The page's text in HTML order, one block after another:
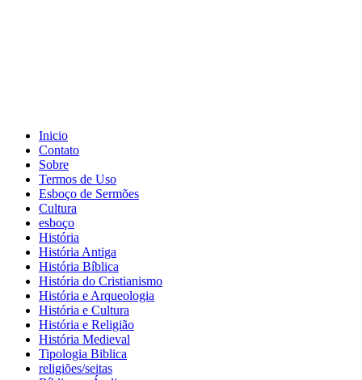
Inicio
Contato
Sobre
Termos de Uso
Esboço de Sermões
Cultura
esboço
História
História Antiga
História Bíblica
História do Cristianismo
História e Arqueologia
História e Cultura
História e Religião
História Medieval
Tipologia Biblica
religiões/seitas